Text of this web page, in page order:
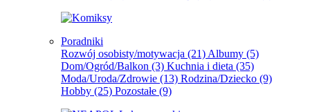
Poradniki
Rozwój osobisty/motywacja (21) Albumy (5)
Dom/Ogród/Balkon (3) Kuchnia i dieta (35)
Moda/Uroda/Zdrowie (13) Rodzina/Dziecko (9)
Hobby (25) Pozostałe (9)